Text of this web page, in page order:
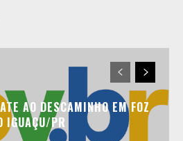
AO DESCAMINHO EM FOZ
IGUAÇU/PR